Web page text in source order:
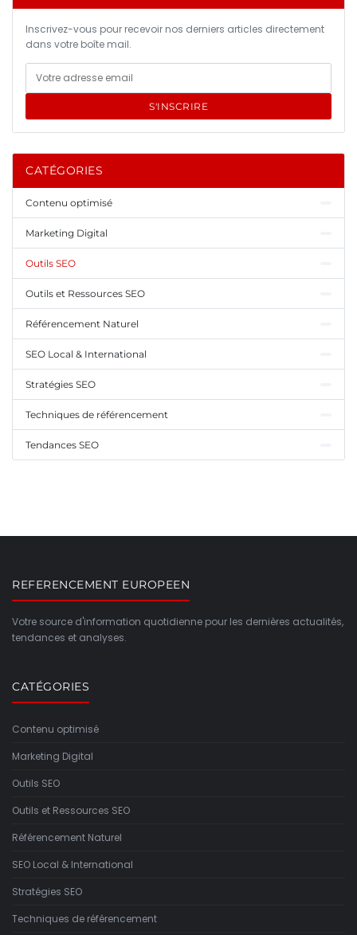
Inscrivez-vous pour recevoir nos derniers articles directement
dans votre boîte mail.
S'INSCRIRE
CATÉGORIES
Contenu optimisé
Marketing Digital
Outils SEO
Outils et Ressources SEO
Référencement Naturel
SEO Local & International
Stratégies SEO
Techniques de référencement
Tendances SEO
REFERENCEMENT EUROPEEN
Votre source d'information quotidienne pour les dernières actualités,
tendances et analyses.
CATÉGORIES
Contenu optimisé
Marketing Digital
Outils SEO
Outils et Ressources SEO
Référencement Naturel
SEO Local & International
Stratégies SEO
Techniques de référencement